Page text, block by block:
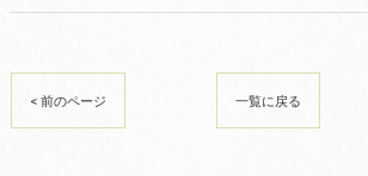
< 前のページ 一覧に戻る